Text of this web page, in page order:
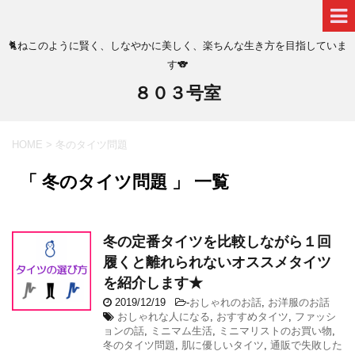
🐈ねこのように賢く、しなやかに美しく、楽ちんな生き方を目指していま
す🐨
８０３号室
HOME > 冬のタイツ問題
「 冬のタイツ問題 」 一覧
冬の定番タイツを比較しながら１回
履くと離れられないオススメタイツ
を紹介します★
2019/12/19 -おしゃれのお話 お洋服のお話
おしゃれな人になる
おすすめタイツ
ファッシ
ョンの話
ミニマム生活 ミニマリストのお買い物
冬のタイツ問題
肌に優しいタイツ 通販で失敗した